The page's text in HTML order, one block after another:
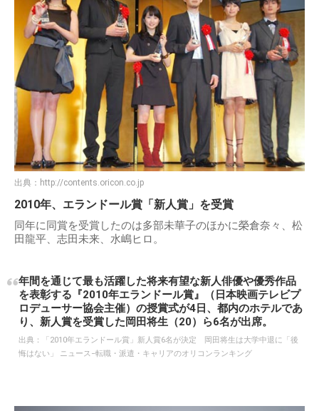
出典： http://contents.oricon.co.jp
2010年、エランドール賞「新人賞」を受賞
同年に同賞を受賞したのは多部未華子のほかに榮倉奈々、松
田龍平、志田未来、水嶋ヒロ。
年間を通じて最も活躍した将来有望な新人俳優や優秀作品
を表彰する『2010年エランドール賞』（日本映画テレビプ
ロデューサー協会主催）の授賞式が4日、都内のホテルであ
り、新人賞を受賞した岡田将生（20）ら6名が出席。
出典：
「2010年エランドール賞」新人賞6名が決定 岡田将生は大学中退に「後
悔はない」 ニュース−転職・派遣・キャリアのオリコンランキング